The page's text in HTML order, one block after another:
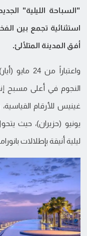
"السباحة الليلية"
أفق المدينة المتلألئ.
النجوم في أعلى مسبح
غينيس للأرقام
يونيو (حزيران)، حيث
ليلية أنيقة بإطلالات